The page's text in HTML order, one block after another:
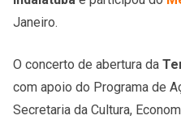
Janeiro.
O concerto de abertura da
com apoio do Programa de
Secretaria da Cultura,